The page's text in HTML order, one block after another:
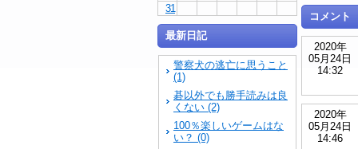
31
最新日記
警察犬の逃亡に思うこと
(1)
碁以外でも勝手読みは良
くない (2)
100％楽しいゲームはな
い？ (0)
コメント
2020年
05月24日
14:32
2020年
05月24日
14:46